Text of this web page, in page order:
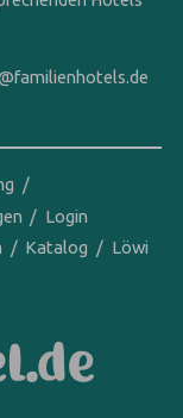
Login
Katalog
Löwi